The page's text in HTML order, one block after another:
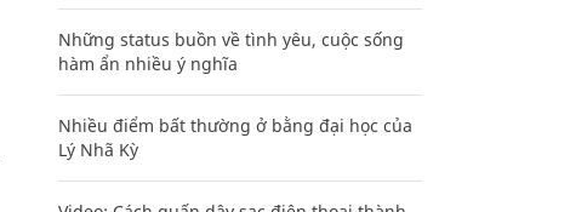
Những status buồn về tình yêu, cuộc sống
hàm ẩn nhiều ý nghĩa
Nhiều điểm bất thường ở bằng đại học của
Lý Nhã Kỳ